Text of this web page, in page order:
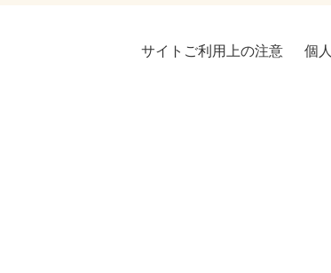
サイトご利用上の注意 個